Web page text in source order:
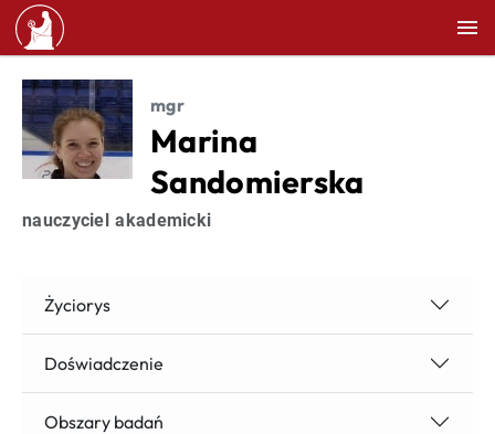
mgr
Marina
Sandomierska
nauczyciel akademicki
Życiorys
Doświadczenie
Obszary badań